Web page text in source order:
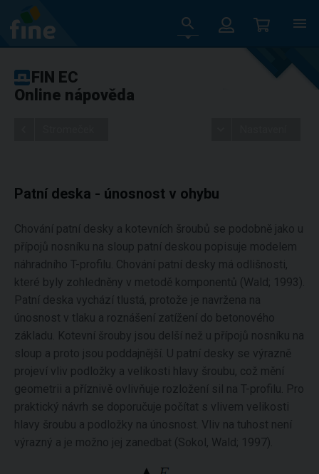
FIN EC
Online nápověda
Patní deska - únosnost v ohybu
Chování patní desky a kotevních šroubů se podobně jako u
přípojů nosníku na sloup patní deskou popisuje modelem
náhradního T-profilu. Chování patní desky má odlišnosti,
které byly zohledněny v metodě komponentů (Wald; 1993).
Patní deska vychází tlustá, protože je navržena na
únosnost v tlaku a roznášení zatížení do betonového
základu. Kotevní šrouby jsou delší než u přípojů nosníku na
sloup a proto jsou poddajnější. U patní desky se výrazně
projeví vliv podložky a velikosti hlavy šroubu, což mění
geometrii a příznivě ovlivňuje rozložení sil na T-profilu. Pro
praktický návrh se doporučuje počítat s vlivem velikosti
hlavy šroubu a podložky na únosnost. Vliv na tuhost není
výrazný a je možno jej zanedbat (Sokol, Wald; 1997).